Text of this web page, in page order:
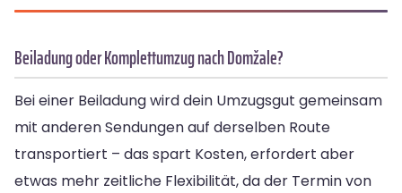
Beiladung oder Komplettumzug nach Domžale?
Bei einer Beiladung wird dein Umzugsgut gemeinsam
mit anderen Sendungen auf derselben Route
transportiert – das spart Kosten, erfordert aber
etwas mehr zeitliche Flexibilität, da der Termin von